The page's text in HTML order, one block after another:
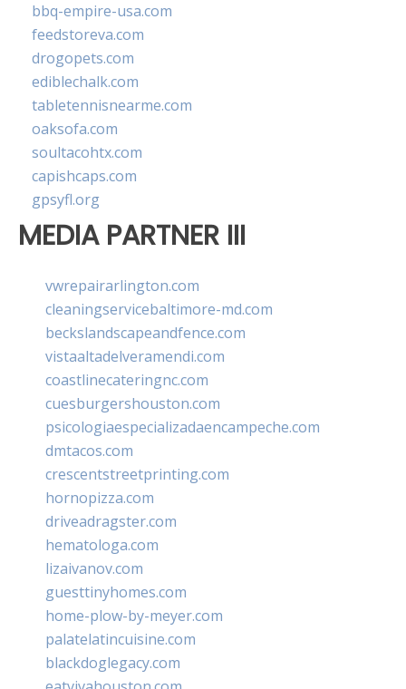
bbq-empire-usa.com
feedstoreva.com
drogopets.com
ediblechalk.com
tabletennisnearme.com
oaksofa.com
soultacohtx.com
capishcaps.com
gpsyfl.org
MEDIA PARTNER III
vwrepairarlington.com
cleaningservicebaltimore-md.com
beckslandscapeandfence.com
vistaaltadelveramendi.com
coastlinecateringnc.com
cuesburgershouston.com
psicologiaespecializadaencampeche.com
dmtacos.com
crescentstreetprinting.com
hornopizza.com
driveadragster.com
hematologa.com
lizaivanov.com
guesttinyhomes.com
home-plow-by-meyer.com
palatelatincuisine.com
blackdoglegacy.com